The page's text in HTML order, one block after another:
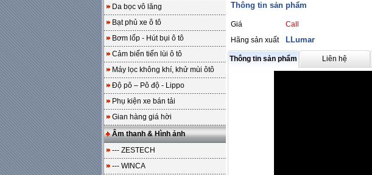
Da bọc vô lăng
Bạt phủ xe ô tô
Bơm lốp - Hút bụi ô tô
Cảm biến tiến lùi ô tô
Máy lọc không khí, khử mùi ôtô
Độ pô – Pô độ - Lippo
Phụ kiện xe bán tải
Gian hàng giá hời
Âm thanh & Hình ảnh
--- ZESTECH
--- WINCA
Thông tin sản phẩm
Giá Call
Hãng sản xuất
LLumar
Thông tin sản phẩm Liên hệ